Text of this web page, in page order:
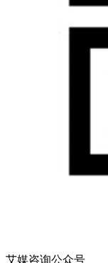
艾媒咨询公众号